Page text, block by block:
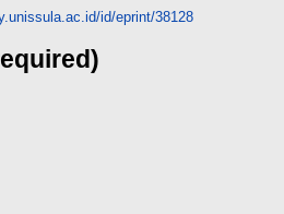
id/eprint/38128